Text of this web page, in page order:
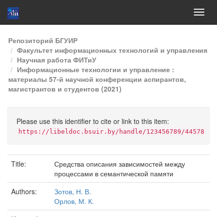
Skip
navigation
Репозиторий БГУИР
Факультет информационных технологий и управления
Научная работа ФИТиУ
Информационные технологии и управление :
материалы 57-й научной конференции аспирантов,
магистрантов и студентов (2021)
Please use this identifier to cite or link to this item:
https://libeldoc.bsuir.by/handle/123456789/44578
Title:
Средства описания зависимостей между
процессами в семантической памяти
Authors:
Зотов, Н. В.
Орлов, М. К.